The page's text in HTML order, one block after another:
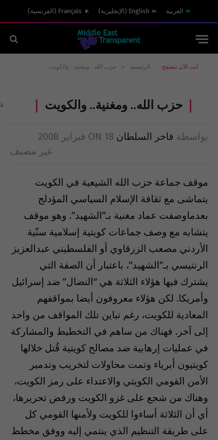
العربية English
( الإنجليزية)
Français
( الفرنسية)
أنت الآن تتصفح: الرئيسية » حزب الله.. ومغنية.. والكويت
حزب الله.. ومغنية.. والكويت
بواسطة فاخر السلطان ON 18 فبراير 2008
غير مصنف
موقف جماعة حزب الله الشيعية في الكويت
يتماشى مع ثقافة الإسلام السياسي المؤدلج
بعدماوصفت عماد مغنية بـ”الشهيد”. وهو موقف
يتشابه مع وصف جماعات كويتية إسلامية سنّية
الأردني مصعب الزرقاوي أو الفلسطيني عبدالعزيز
الرنتيسي بـ”الشهيد”، باعتبار أن الصفة التي
يشترك فيها هؤلاء الثلاثة هي “النضال” ضد إسرائيل
وأمريكا. لكن هؤلاء معروفون أيضا بمواقفهم
المعادية للكويت، رغم تباين تلك المواقف من واحد
إلى آخر. فهناك من ساهم في التخطيط والمشاركة
في عمليات إرهابية ضد مصالح كويتية قُتل خلالها
كويتيون أبرياء وتمت محاولات لتخريب وتدمير
الأمن القومي الكويتي والاعتداء على رمز الكويت،
وهناك من شجع على غزو الكويت ورفض تحريرها،
أي أن الثلاثة أساءوا للكويت ولأمنها القومي كل
على طريقة التنظيم الذي ينتمي إليه ووفق مخطط